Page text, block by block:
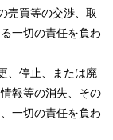
売買等の交渉、取
一切の責任を負わ
、停止、または廃
報等の消失、その
一切の責任を負わ